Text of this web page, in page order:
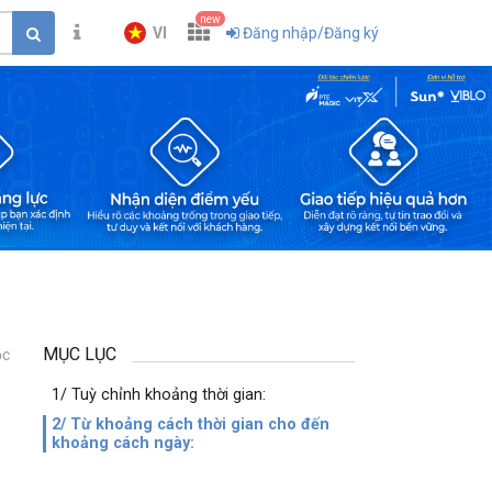
VI
new
Đăng nhập/Đăng ký
MỤC LỤC
1/ Tuỳ chỉnh khoảng thời gian:
2/ Từ khoảng cách thời gian cho đến
khoảng cách ngày: